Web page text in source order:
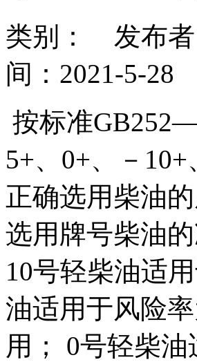
类别： 发布
间：2021-5-28
按标准
5+、0+、－
正确选用柴油
选用牌号柴油
10号轻柴油适
油适用于风险
用； 0号轻柴